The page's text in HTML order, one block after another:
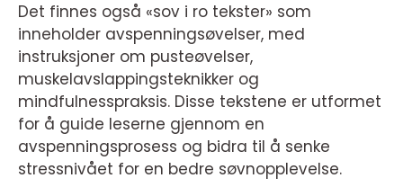
Det finnes også «sov i ro tekster» som
inneholder avspenningsøvelser, med
instruksjoner om pusteøvelser,
muskelavslappingsteknikker og
mindfulnesspraksis. Disse tekstene er utformet
for å guide leserne gjennom en
avspenningsprosess og bidra til å senke
stressnivået for en bedre søvnopplevelse.